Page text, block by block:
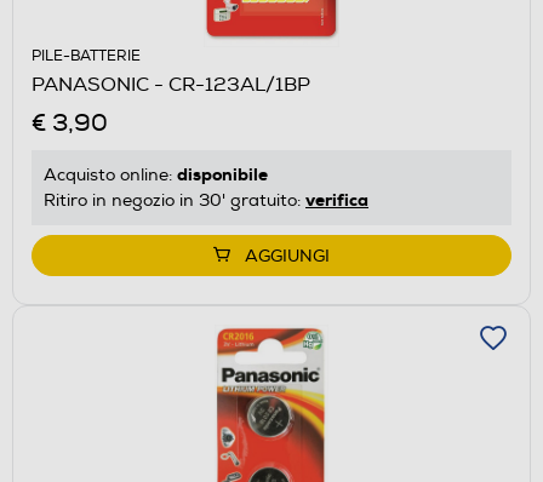
PILE-BATTERIE
PANASONIC - CR-123AL/1BP
€ 3,90
Acquisto online: disponibile
Ritiro in negozio in 30' gratuito: verifica
AGGIUNGI